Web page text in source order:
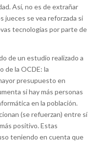
Así, no es de extrañar
jueces se vea reforzada si
tecnologías por parte de
de un estudio realizado a
de la OCDE: la
presupuesto en
si hay más personas
en la población.
(se refuerzan) entre sí
positivo. Estas
teniendo en cuenta que